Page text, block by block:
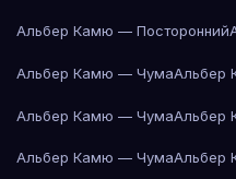
Альбер Камю — Посторонний
Альбер Камю — ЧумаАльбер
Альбер Камю — ЧумаАльбер
Альбер Камю — ЧумаАльбер